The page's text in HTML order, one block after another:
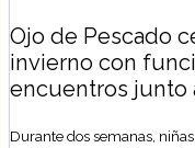
Ojo de Pescado
invierno con
encuentros junto
Durante dos semanas,